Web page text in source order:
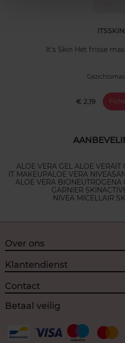
ITSSKIN
It's Skin Het frisse
€ 2,19
ALOE VERA GEL ALOE VERAIT
IT MAKEUPALOE VERA NIVEA
ALOE VERA BIONEUTROGENA
GARNIER
NIVEA MICELLAIR
Over ons
Klantendienst
Contact
Betaal veilig